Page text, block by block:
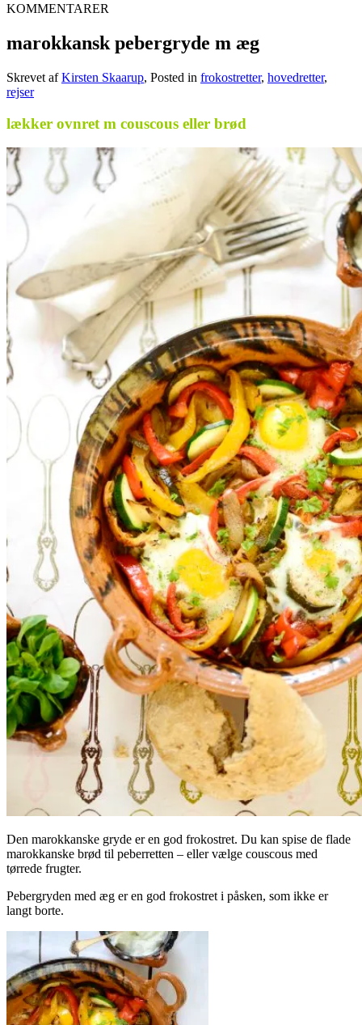
KOMMENTARER
marokkansk pebergryde m æg
Skrevet afKirsten Skaarup, Posted in frokostretter, hovedretter,
rejser
lækker ovnret m couscous eller brød
Den marokkanske gryde er en god frokostret. Du kan spise de flade
marokkanske brød til peberretten – eller vælge couscous med
tørrede frugter.
Pebergryden med æg er en god frokostret i påsken, som ikke er
langt borte.